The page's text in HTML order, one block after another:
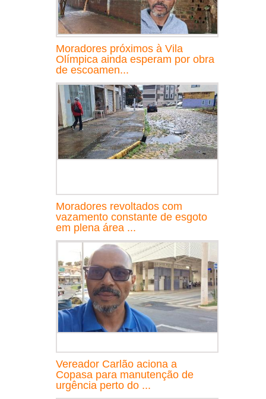
Moradores próximos à Vila
Olímpica ainda esperam por obra
de escoamen...
Moradores revoltados com
vazamento constante de esgoto
em plena área ...
Vereador Carlão aciona a
Copasa para manutenção de
urgência perto do ...